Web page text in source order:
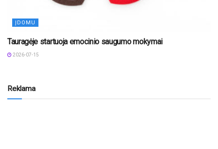
ĮDOMU
Tauragėje startuoja emocinio saugumo mokymai
2026-07-15
Reklama